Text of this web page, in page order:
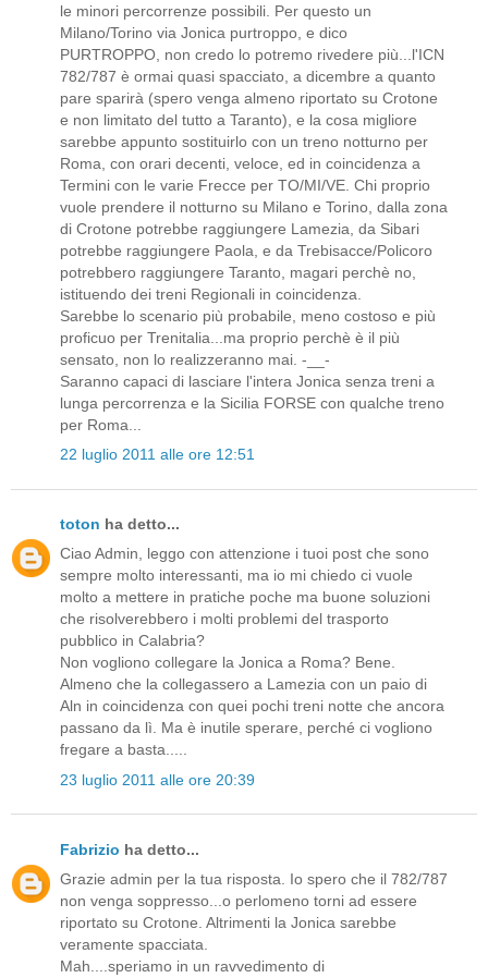
le minori percorrenze possibili. Per questo un
Milano/Torino via Jonica purtroppo, e dico
PURTROPPO, non credo lo potremo rivedere più...l'ICN
782/787 è ormai quasi spacciato, a dicembre a quanto
pare sparirà (spero venga almeno riportato su Crotone
e non limitato del tutto a Taranto), e la cosa migliore
sarebbe appunto sostituirlo con un treno notturno per
Roma, con orari decenti, veloce, ed in coincidenza a
Termini con le varie Frecce per TO/MI/VE. Chi proprio
vuole prendere il notturno su Milano e Torino, dalla zona
di Crotone potrebbe raggiungere Lamezia, da Sibari
potrebbe raggiungere Paola, e da Trebisacce/Policoro
potrebbero raggiungere Taranto, magari perchè no,
istituendo dei treni Regionali in coincidenza.
Sarebbe lo scenario più probabile, meno costoso e più
proficuo per Trenitalia...ma proprio perchè è il più
sensato, non lo realizzeranno mai. -__-
Saranno capaci di lasciare l'intera Jonica senza treni a
lunga percorrenza e la Sicilia FORSE con qualche treno
per Roma...
22 luglio 2011 alle ore 12:51
toton ha detto...
Ciao Admin, leggo con attenzione i tuoi post che sono
sempre molto interessanti, ma io mi chiedo ci vuole
molto a mettere in pratiche poche ma buone soluzioni
che risolverebbero i molti problemi del trasporto
pubblico in Calabria?
Non vogliono collegare la Jonica a Roma? Bene.
Almeno che la collegassero a Lamezia con un paio di
Aln in coincidenza con quei pochi treni notte che ancora
passano da lì. Ma è inutile sperare, perché ci vogliono
fregare a basta.....
23 luglio 2011 alle ore 20:39
Fabrizio ha detto...
Grazie admin per la tua risposta. Io spero che il 782/787
non venga soppresso...o perlomeno torni ad essere
riportato su Crotone. Altrimenti la Jonica sarebbe
veramente spacciata.
Mah....speriamo in un ravvedimento di